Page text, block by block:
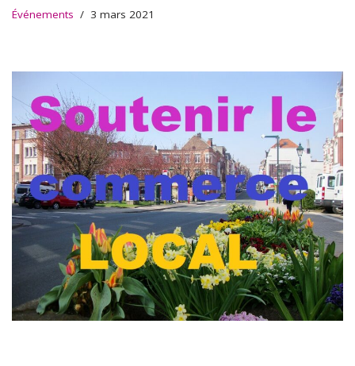
Événements 3 mars 2021